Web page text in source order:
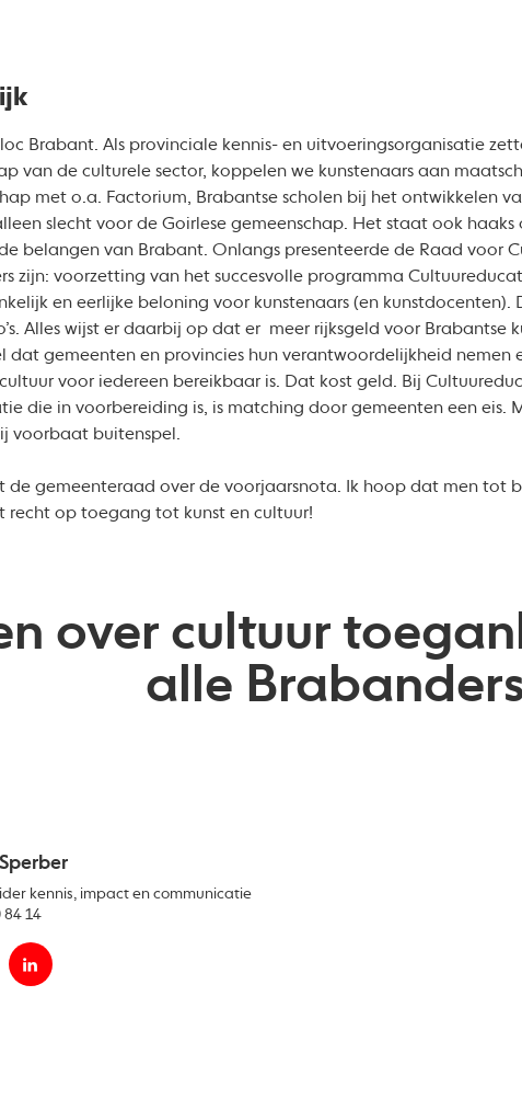
Brabant. Als provinciale kennis- en uitvoeringsorganisatie
van de culturele sector, koppelen we kunstenaars aan
met o.a. Factorium, Brabantse scholen bij het ontwikkelen
slecht voor de Goirlese gemeenschap. Het staat ook
belangen van Brabant. Onlangs presenteerde de Raad voor
zijn: voorzetting van het succesvolle programma
en eerlijke beloning voor kunstenaars (en kunstdocenten).
Alles wijst er daarbij op dat er meer rijksgeld voor Brabantse
dat gemeenten en provincies hun verantwoordelijkheid nemen
voor iedereen bereikbaar is. Dat kost geld. Bij
die in voorbereiding is, is matching door gemeenten een eis.
voorbaat buitenspel.
de gemeenteraad over de voorjaarsnota. Ik hoop dat men tot
recht op toegang tot kunst en cultuur!
over cultuur
alle
kennis, impact en communicatie
84 14